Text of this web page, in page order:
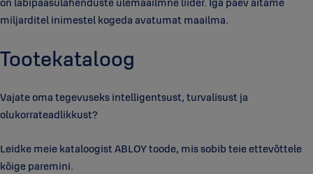
miljarditel inimestel kogeda avatumat maailma.
Tootekataloog
Vajate oma tegevuseks intelligentsust, turvalisust ja
olukorrateadlikkust?
Leidke meie kataloogist ABLOY toode, mis sobib teie ettevõttele
kõige paremini.